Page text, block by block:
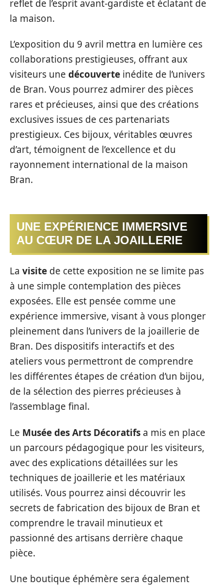
reflet de l’esprit avant-gardiste et éclatant de
la maison.
L’exposition du 9 avril mettra en lumière ces
collaborations prestigieuses, offrant aux
visiteurs une découverte inédite de l’univers
de Bran. Vous pourrez admirer des pièces
rares et précieuses, ainsi que des créations
exclusives issues de ces partenariats
prestigieux. Ces bijoux, véritables œuvres
d’art, témoignent de l’excellence et du
rayonnement international de la maison
Bran.
UNE EXPÉRIENCE IMMERSIVE
AU CŒUR DE LA JOAILLERIE
La visite de cette exposition ne se limite pas
à une simple contemplation des pièces
exposées. Elle est pensée comme une
expérience immersive, visant à vous plonger
pleinement dans l’univers de la joaillerie de
Bran. Des dispositifs interactifs et des
ateliers vous permettront de comprendre
les différentes étapes de création d’un bijou,
de la sélection des pierres précieuses à
l’assemblage final.
Le Musée des Arts Décoratifs a mis en place
un parcours pédagogique pour les visiteurs,
avec des explications détaillées sur les
techniques de joaillerie et les matériaux
utilisés. Vous pourrez ainsi découvrir les
secrets de fabrication des bijoux de Bran et
comprendre le travail minutieux et
passionné des artisans derrière chaque
pièce.
Une boutique éphémère sera également